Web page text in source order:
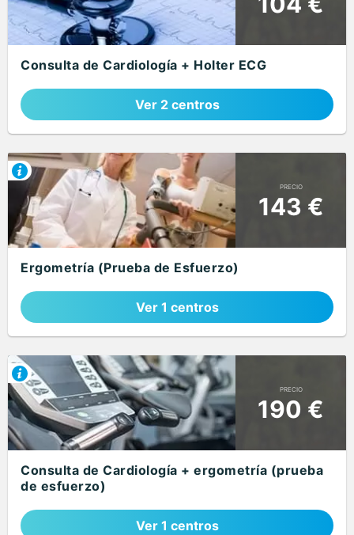
Consulta de Cardiología + Holter ECG
Ver 2 centros
PRECIO
143 €
Ergometría (Prueba de Esfuerzo)
Ver 1 centros
PRECIO
190 €
Consulta de Cardiología + ergometría (prueba
de esfuerzo)
Ver 1 centros